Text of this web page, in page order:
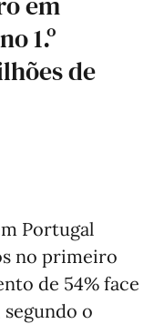
1.º
de
Portugal
no primeiro
de 54% face
o